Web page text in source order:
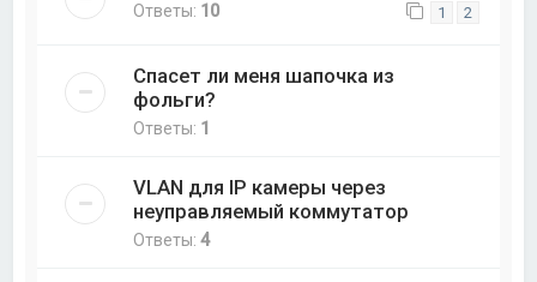
Ответы: 10 1 2
Спасет ли меня шапочка из
фольги?
Ответы: 1
VLAN для IP камеры через
неуправляемый коммутатор
Ответы:4